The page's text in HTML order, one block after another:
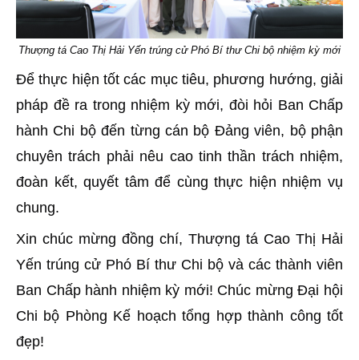
Thượng tá Cao Thị Hải Yến trúng cử Phó Bí thư Chi bộ nhiệm kỳ mới
Để thực hiện tốt các mục tiêu, phương hướng, giải
pháp đề ra trong nhiệm kỳ mới, đòi hỏi Ban Chấp
hành Chi bộ đến từng cán bộ Đảng viên, bộ phận
chuyên trách phải nêu cao tinh thần trách nhiệm,
đoàn kết, quyết tâm để cùng thực hiện nhiệm vụ
chung.
Xin chúc mừng đồng chí, Thượng tá Cao Thị Hải
Yến trúng cử Phó Bí thư Chi bộ và các thành viên
Ban Chấp hành nhiệm kỳ mới! Chúc mừng Đại hội
Chi bộ Phòng Kế hoạch tổng hợp thành công tốt
đẹp!